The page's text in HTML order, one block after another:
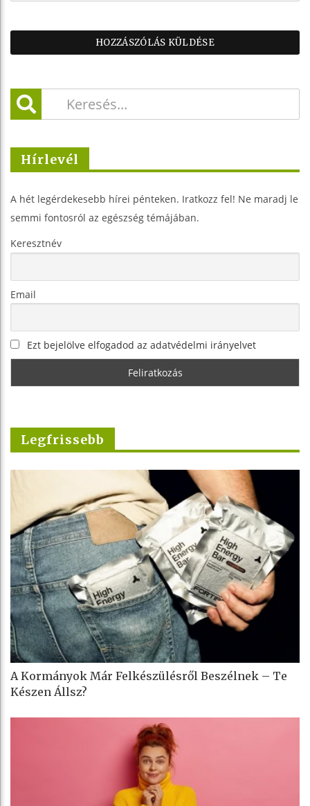
Hírlevél
A hét legérdekesebb hírei pénteken. Iratkozz fel! Ne maradj le
semmi fontosról az egészség témájában.
Keresztnév
Email
Ezt bejelölve elfogadod az adatvédelmi irányelvet
Legfrissebb
A Kormányok Már Felkészülésről Beszélnek – Te
Készen Állsz?